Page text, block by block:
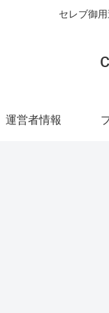
セレブ御
運営者情報